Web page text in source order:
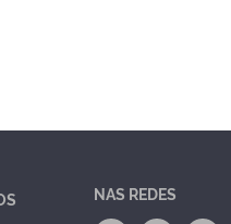
NAS REDES